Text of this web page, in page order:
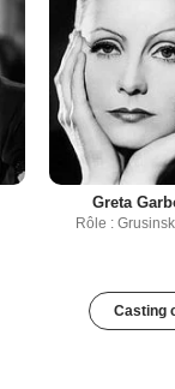
Greta
Rôle :
Casting